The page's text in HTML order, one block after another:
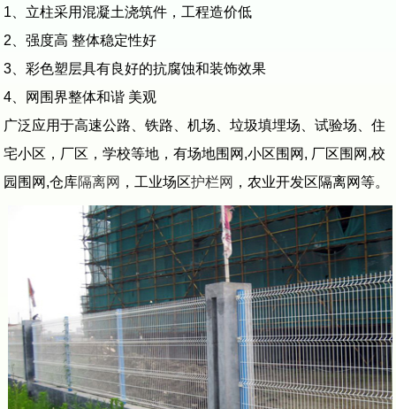
1、立柱采用混凝土浇筑件，工程造价低
2、强度高 整体稳定性好
3、彩色塑层具有良好的抗腐蚀和装饰效果
4、网围界整体和谐 美观
广泛应用于高速公路、铁路、机场、垃圾填埋场、试验场、住
宅小区，厂区，学校等地，有场地围网,小区围网, 厂区围网,校
园围网,仓库隔离网 ，工业场区护栏网 ，农业开发区隔离网等。